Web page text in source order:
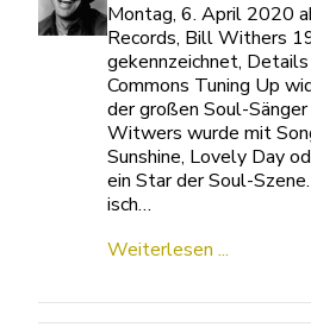
Montag, 6. April 2020
Records, Bill Withers
gekennzeichnet,
Commons Tuning Up
der großen Soul-
Witwers wurde mit
Sunshine, Lovely Day
ein Star der Soul-
isch…
Weiterlesen ...